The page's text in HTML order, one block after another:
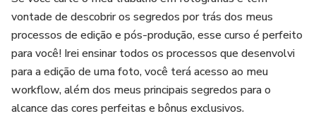
vontade de descobrir os segredos por trás dos meus
processos de edição e pós-produção, esse curso é perfeito
para você! Irei ensinar todos os processos que desenvolvi
para a edição de uma foto, você terá acesso ao meu
workflow, além dos meus principais segredos para o
alcance das cores perfeitas e bônus exclusivos.